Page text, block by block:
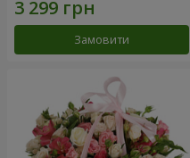
Замовити